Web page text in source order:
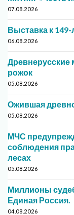
07.08.2026
Выставка к
06.08.2026
рожок
05.08.2026
Ожившая
05.08.2026
МЧС
соблюдения
лесах
05.08.2026
Миллионы
Единая Россия.
04.08.2026